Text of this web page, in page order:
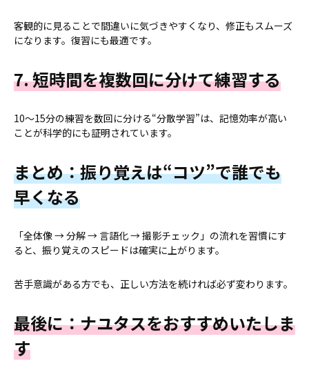
客観的に見ることで間違いに気づきやすくなり、修正もスムーズ
になります。復習にも最適です。
7. 短時間を複数回に分けて練習する
10〜15分の練習を数回に分ける“分散学習”は、記憶効率が高い
ことが科学的にも証明されています。
まとめ：振り覚えは“コツ”で誰でも
早くなる
「全体像 → 分解 → 言語化 → 撮影チェック」の流れを習慣にす
ると、振り覚えのスピードは確実に上がります。
苦手意識がある方でも、正しい方法を続ければ必ず変わります。
最後に：ナユタスをおすすめいたしま
す